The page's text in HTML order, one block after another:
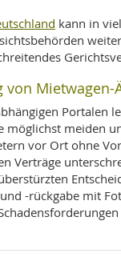
kann in
von Mietwagen-
Portalen
möglichst meiden
vor Ort ohne
Verträge
-rückgabe mit